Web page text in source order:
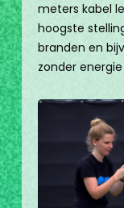
meters kabel
hoogste
branden en
zonder